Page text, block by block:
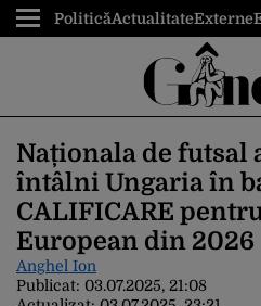
PoliticăActualitateExterne
Naționala de futsal
întâlni Ungaria în
CALIFICARE
European din 2026
Anghel Ion
Publicat: 03.07.2025, 21:08